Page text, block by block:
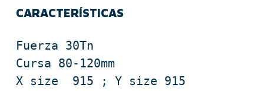
CARACTERÍSTICAS
Fuerza 30Tn
Cursa 80-120mm
X size  915 ; Y size 915